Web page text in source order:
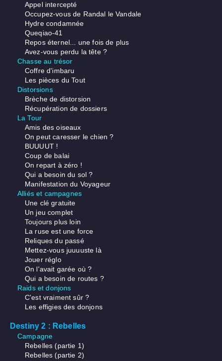
Appel intercepté
Occupez-vous de Randal le Vandale
Hydre condamnée
Queqiao-41
Repos éternel... une fois de plus
Avez-vous perdu la tête ?
Chasse au trésor
Coffre d'imbaru
Les pièces du Tout
Distorsions
Brèche de distorsion
Récupération de dossiers
La Tour
Amis des oiseaux
On peut caresser le chien ?
BUUUUT !
Coup de balai
On repart à zéro !
Qui a besoin du sol ?
Manifestation du Voyageur
Alliés et campagnes
Une clé gratuite
Un jeu complet
Toujours plus loin
La ruse est une force
Reliques du passé
Mettez-vous juuuuste là
Jouer réglo
On l'avait garée où ?
Qui a besoin de routes ?
Raids et donjons
C'est vraiment sûr ?
Les effigies des donjons
Destiny 2 : Rebelles
Campagne
Rebelles (partie 1)
Rebelles (partie 2)